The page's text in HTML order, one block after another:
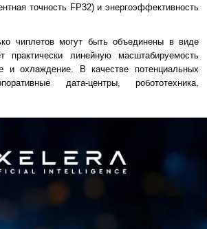
точность FP32) и энергоэффективность
чиплетов могут быть объединены в виде
практически линейную масштабируемость
и охлаждение. В качестве потенциальных
дата-центры, робототехника,